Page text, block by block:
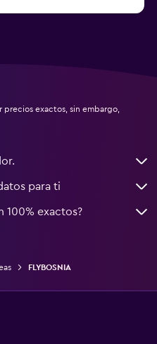
exactos, sin embargo,
para ti
100% exactos?
FLYBOSNIA